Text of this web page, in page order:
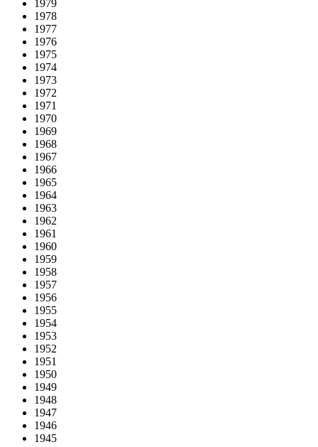
1979
1978
1977
1976
1975
1974
1973
1972
1971
1970
1969
1968
1967
1966
1965
1964
1963
1962
1961
1960
1959
1958
1957
1956
1955
1954
1953
1952
1951
1950
1949
1948
1947
1946
1945